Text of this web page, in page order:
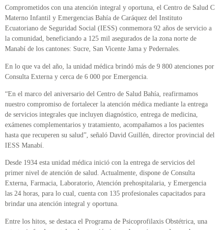
Comprometidos con una atención integral y oportuna, el Centro de Salud C
Materno Infantil y Emergencias Bahía de Caráquez del Instituto
Ecuatoriano de Seguridad Social (IESS) conmemora 92 años de servicio a
la comunidad, beneficiando a 125 mil asegurados de la zona norte de
Manabí de los cantones: Sucre, San Vicente Jama y Pedernales.
En lo que va del año, la unidad médica brindó más de 9 800 atenciones por
Consulta Externa y cerca de 6 000 por Emergencia.
“En el marco del aniversario del Centro de Salud Bahía, reafirmamos
nuestro compromiso de fortalecer la atención médica mediante la entrega
de servicios integrales que incluyen diagnóstico, entrega de medicina,
exámenes complementarios y tratamiento, acompañamos a los pacientes
hasta que recuperen su salud”, señaló David Guillén, director provincial del
IESS Manabí.
Desde 1934 esta unidad médica inició con la entrega de servicios del
primer nivel de atención de salud. Actualmente, dispone de Consulta
Externa, Farmacia, Laboratorio, Atención prehospitalaria, y Emergencia
las 24 horas, para lo cual, cuenta con 135 profesionales capacitados para
brindar una atención integral y oportuna.
Entre los hitos, se destaca el Programa de Psicoprofilaxis Obstétrica, una